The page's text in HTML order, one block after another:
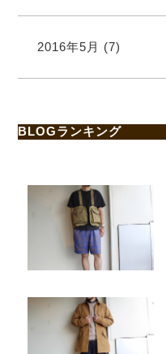
2016年5月 (7)
BLOGランキング